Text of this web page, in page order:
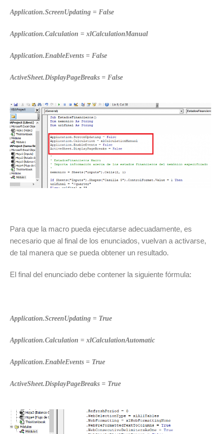
Application.ScreenUpdating = False
Application.Calculation = xlCalculationManual
Application.EnableEvents = False
ActiveSheet.DisplayPageBreaks = False
Para que la macro pueda ejecutarse adecuadamente, es
necesario que al final de los enunciados, vuelvan a activarse,
de tal manera que se pueda obtener un resultado.
El final del enunciado debe contener la siguiente fórmula:
Application.ScreenUpdating = True
Application.Calculation = xlCalculationAutomatic
Application.EnableEvents = True
ActiveSheet.DisplayPageBreaks = True